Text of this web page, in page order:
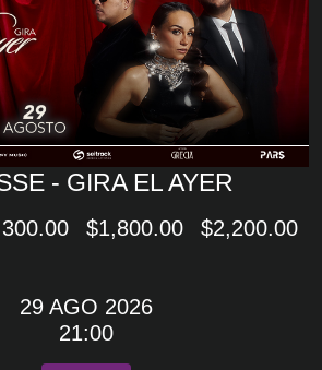
- GIRA EL AYER
$1,800.00 $2,200.00
29 AGO 2026
21:00